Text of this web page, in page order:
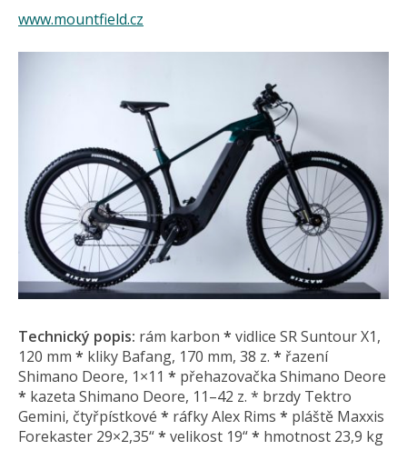
www.mountfield.cz
Technický popis: rám karbon * vidlice SR Suntour X1,
120 mm * kliky Bafang, 170 mm, 38 z. * řazení
Shimano Deore, 1×11 * přehazovačka Shimano Deore
* kazeta Shimano Deore, 11–42 z. * brzdy Tektro
Gemini, čtyřpístkové * ráfky Alex Rims * pláště Maxxis
Forekaster 29×2,35“* velikost 19“* hmotnost 23,9 kg